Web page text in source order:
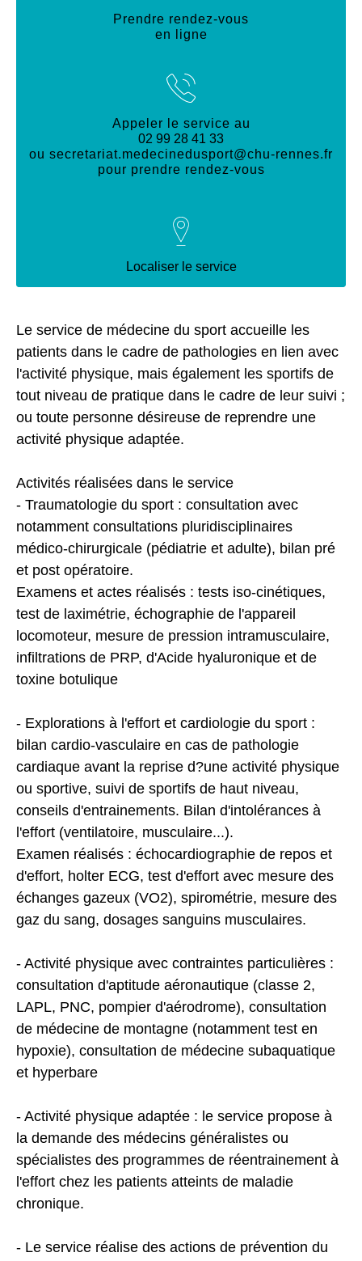
Prendre rendez-vous
en ligne
Appeler le service au
02 99 28 41 33
ou secretariat.medecinedusport@chu-rennes.fr
pour prendre rendez-vous
Localiser le service
Le service de médecine du sport accueille les
patients dans le cadre de pathologies en lien avec
l'activité physique, mais également les sportifs de
tout niveau de pratique dans le cadre de leur suivi ;
ou toute personne désireuse de reprendre une
activité physique adaptée.
Activités réalisées dans le service
- Traumatologie du sport : consultation avec
notamment consultations pluridisciplinaires
médico-chirurgicale (pédiatrie et adulte), bilan pré
et post opératoire.
Examens et actes réalisés : tests iso-cinétiques,
test de laximétrie, échographie de l'appareil
locomoteur, mesure de pression intramusculaire,
infiltrations de PRP, d'Acide hyaluronique et de
toxine botulique
- Explorations à l'effort et cardiologie du sport :
bilan cardio-vasculaire en cas de pathologie
cardiaque avant la reprise d?une activité physique
ou sportive, suivi de sportifs de haut niveau,
conseils d'entrainements. Bilan d'intolérances à
l'effort (ventilatoire, musculaire...).
Examen réalisés : échocardiographie de repos et
d'effort, holter ECG, test d'effort avec mesure des
échanges gazeux (VO2), spirométrie, mesure des
gaz du sang, dosages sanguins musculaires.
- Activité physique avec contraintes particulières :
consultation d'aptitude aéronautique (classe 2,
LAPL, PNC, pompier d'aérodrome), consultation
de médecine de montagne (notamment test en
hypoxie), consultation de médecine subaquatique
et hyperbare
- Activité physique adaptée : le service propose à
la demande des médecins généralistes ou
spécialistes des programmes de réentrainement à
l'effort chez les patients atteints de maladie
chronique.
- Le service réalise des actions de prévention du